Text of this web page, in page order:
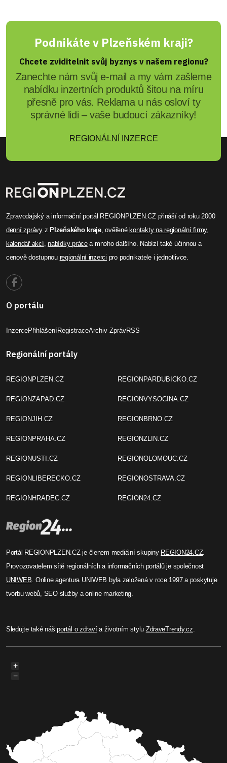
Podnikáte v Plzeňském kraji?
Chcete zviditelnit svůj byznys v našem regionu?
Zanechte nám svůj e-mail a my vám zašleme
nabídku inzertních produktů šitou na míru
přesně pro vás. Reklama u nás osloví ty
správné lidi – vaše budoucí zákazníky!
REGIONÁLNÍ INZERCE
Zpravodajský a informační portál REGIONPLZEN.CZ přináší od roku 2000
denní zprávyz Plzeňského kraje, ověřené kontakty na regionální firmy,
kalendář akcí,nabídky prácea mnoho dalšího. Nabízí také účinnou a
cenově dostupnou regionální inzerci pro podnikatele i jednotlivce.
O portálu
InzercePřihlášeníRegistraceArchiv ZprávRSS
Regionální portály
REGIONPLZEN.CZ
REGIONZAPAD.CZ
REGIONJIH.CZ
REGIONPRAHA.CZ
REGIONUSTI.CZ
REGIONLIBERECKO.CZ
REGIONHRADEC.CZ
REGIONPARDUBICKO.CZ
REGIONVYSOCINA.CZ
REGIONBRNO.CZ
REGIONZLIN.CZ
REGIONOLOMOUC.CZ
REGIONOSTRAVA.CZ
REGION24.CZ
Portál REGIONPLZEN.CZ je členem mediální skupiny REGION24.CZ.
Provozovatelem sítě regionálních a informačních portálů je společnost
UNIWEB. Online agentura UNIWEB byla založená v roce 1997 a poskytuje
tvorbu webů, SEO služby a online marketing.
Sledujte také nášportál o zdravía životním stylu ZdraveTrendy.cz.
+
−